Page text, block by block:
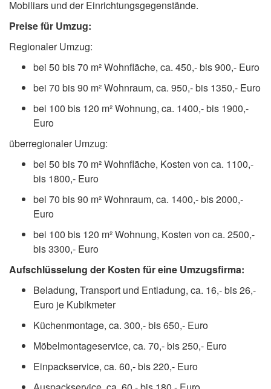
Mobiliars und der Einrichtungsgegenstände.
Preise für Umzug:
Regionaler Umzug:
bei 50 bis 70 m² Wohnfläche, ca. 450,- bis 900,- Euro
bei 70 bis 90 m² Wohnraum, ca. 950,- bis 1350,- Euro
bei 100 bis 120 m² Wohnung, ca. 1400,- bis 1900,-
Euro
überregionaler Umzug:
bei 50 bis 70 m² Wohnfläche, Kosten von ca. 1100,-
bis 1800,- Euro
bei 70 bis 90 m² Wohnraum, ca. 1400,- bis 2000,-
Euro
bei 100 bis 120 m² Wohnung, Kosten von ca. 2500,-
bis 3300,- Euro
Aufschlüsselung der Kosten für eine Umzugsfirma:
Beladung, Transport und Entladung, ca. 16,- bis 26,-
Euro je Kubikmeter
Küchenmontage, ca. 300,- bis 650,- Euro
Möbelmontageservice, ca. 70,- bis 250,- Euro
Einpackservice, ca. 60,- bis 220,- Euro